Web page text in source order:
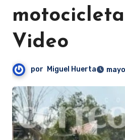
Video
por Miguel Huerta